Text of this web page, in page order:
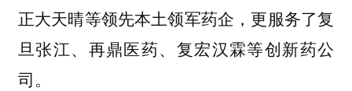
正大天晴等领先本土领军药企，更服务了复
旦张江、再鼎医药、复宏汉霖等创新药公
司。